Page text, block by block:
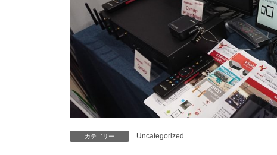
カテゴリー Uncategorized